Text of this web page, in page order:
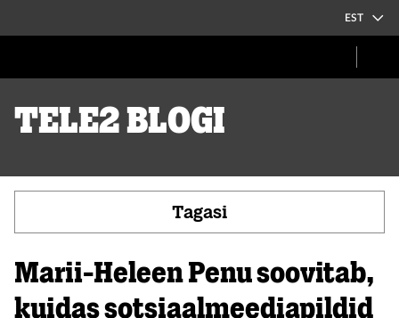
EST
Tele2 blogi
Tagasi
Marii-Heleen Penu soovitab,
kuidas sotsiaalmeediapildid